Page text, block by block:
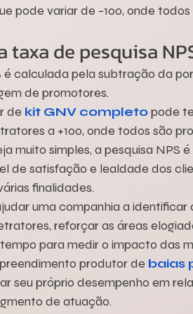
pode variar de −100, onde
taxa de pesquisa
é calculada pela subtração da
de promotores.
de kit GNV completo pode
a +100, onde todos são
muito simples, a pesquisa NPS
de satisfação e lealdade dos
finalidades.
uma companhia a
reforçar as áreas
para medir o impacto das
produtor de baias
seu próprio desempenho em
de atuação.